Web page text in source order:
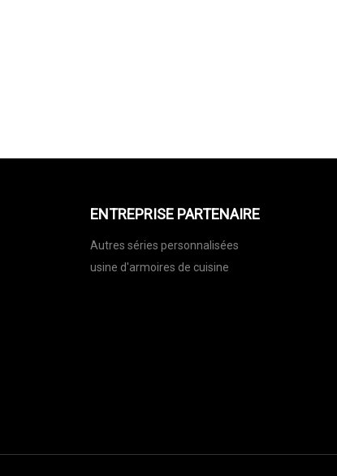
ENTREPRISE PARTENAIRE
Autres séries personnalisées
usine d'armoires de cuisine